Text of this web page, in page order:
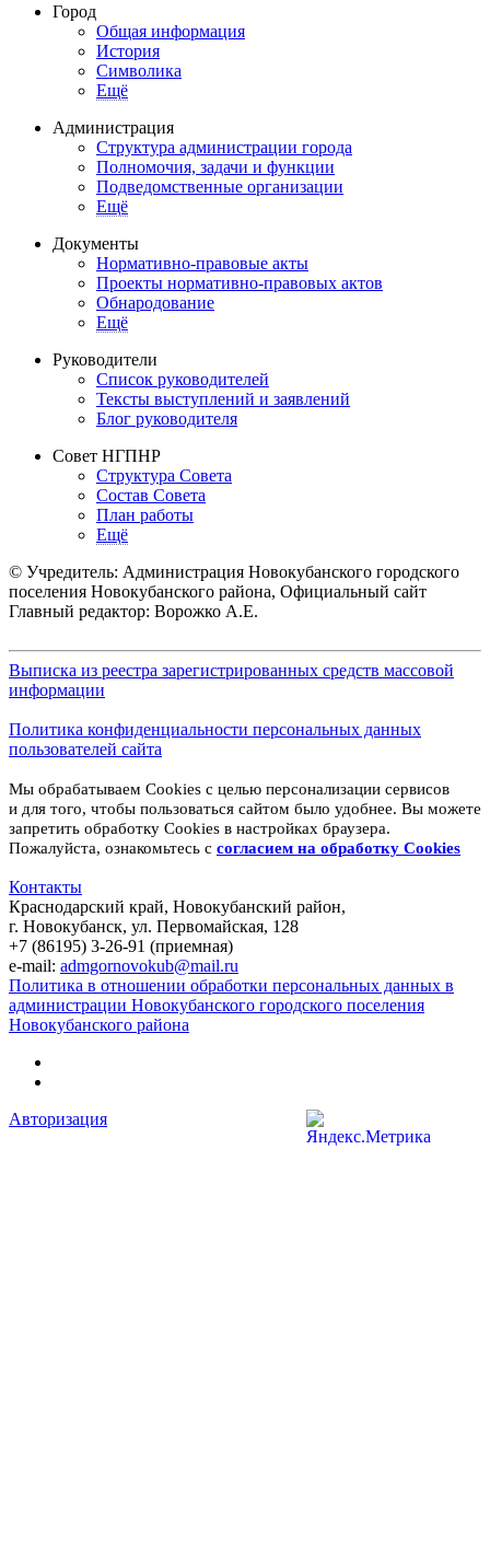
Город
Общая информация
История
Символика
Ещё
Администрация
Структура администрации города
Полномочия, задачи и функции
Подведомственные организации
Ещё
Документы
Нормативно-правовые акты
Проекты нормативно-правовых актов
Обнародование
Ещё
Руководители
Список руководителей
Тексты выступлений и заявлений
Блог руководителя
Совет НГПНР
Структура Совета
Состав Совета
План работы
Ещё
© Учредитель: Администрация Новокубанского городского
поселения Новокубанского района, Официальный сайт
Главный редактор: Ворожко А.Е.
Выписка из реестра зарегистрированных средств массовой
информации
Политика конфиденциальности персональных данных
пользователей сайта
Мы обрабатываем Cookies с целью персонализации сервисов
и для того, чтобы пользоваться сайтом было удобнее. Вы можете
запретить обработку Cookies в настройках браузера.
Пожалуйста, ознакомьтесь с согласием на обработку Cookies
Контакты
Краснодарский край, Новокубанский район,
г. Новокубанск, ул. Первомайская, 128
+7 (86195) 3-26-91 (приемная)
e-mail: admgornovokub@mail.ru
Политика в отношении обработки персональных данных в
администрации Новокубанского городского поселения
Новокубанского района
Авторизация